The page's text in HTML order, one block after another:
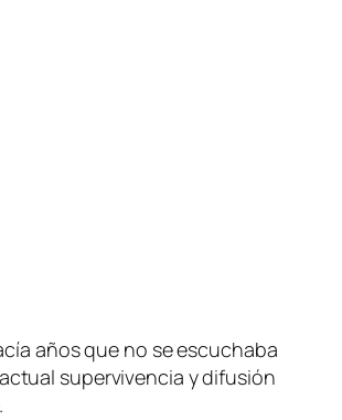
años que no se es­cu­cha­ba
su­per­vi­ven­cia y di­fu­sión